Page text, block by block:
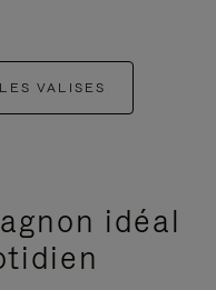
VALISES
idéal